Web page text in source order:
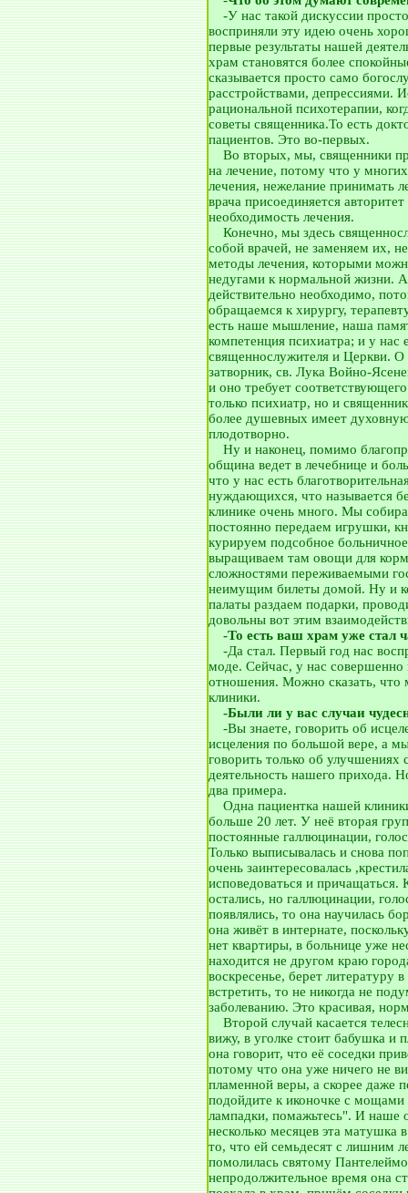
-У нас такой дискуссии
восприняли эту идею очень
первые результаты нашей
храм становятся более
сказывается просто само
расстройствами, депрессиями.
рациональной психотерапии,
советы священника.То есть
пациентов. Это во-первых.
Во вторых, мы, священники
на лечение, потому что у
лечения, нежелание принимать
врача присоединяется
необходимость лечения.
Конечно, мы здесь
собой врачей, не заменяем их,
методы лечения, которыми
недугами к нормальной жизни. А
действительно необходимо,
обращаемся к хирургу,
есть наше мышление, наша
компетенция психиатра; и у нас
священнослужителя и Церкви. О
затворник, св. Лука Войно-
и оно требует
только психиатр, но и
более душевных имеет
плодотворно.
Ну и наконец, помимо
община ведет в лечебнице и
что у нас есть
нуждающихся, что называется
клинике очень много. Мы
постоянно передаем игрушки,
курируем подсобное
выращиваем там овощи для
сложностями переживаемыми
неимущим билеты домой. Ну и
палаты раздаем подарки,
довольны вот этим
-То есть ваш храм уже стал
-Да стал. Первый год нас
моде. Сейчас, у нас
отношения. Можно сказать, что
клиники.
-Были ли у вас случаи
-Вы знаете, говорить об
исцеления по большой вере, а
говорить только об улучшениях
деятельность нашего прихода.
два примера.
Одна пациентка нашей
больше 20 лет. У неё вторая
постоянные галлюцинации,
Только выписывалась и снова
очень заинтересовалась
исповедоваться и
остались, но галлюцинации,
появлялись, то она научилась
она живёт в интернате,
нет квартиры, в больнице уже
находится не другом краю
воскресенье, берет литературу
встретить, то не никогда не
заболеванию. Это красивая,
Второй случай касается
вижу, в уголке стоит бабушка и
она говорит, что её соседки
потому что она уже ничего не
пламенной веры, а скорее даже
подойдите к иконочке с мощами
лампадки, помажьтесь". И наше
несколько месяцев эта
то, что ей семьдесят с лишним
помолилась святому
непродолжительное время она